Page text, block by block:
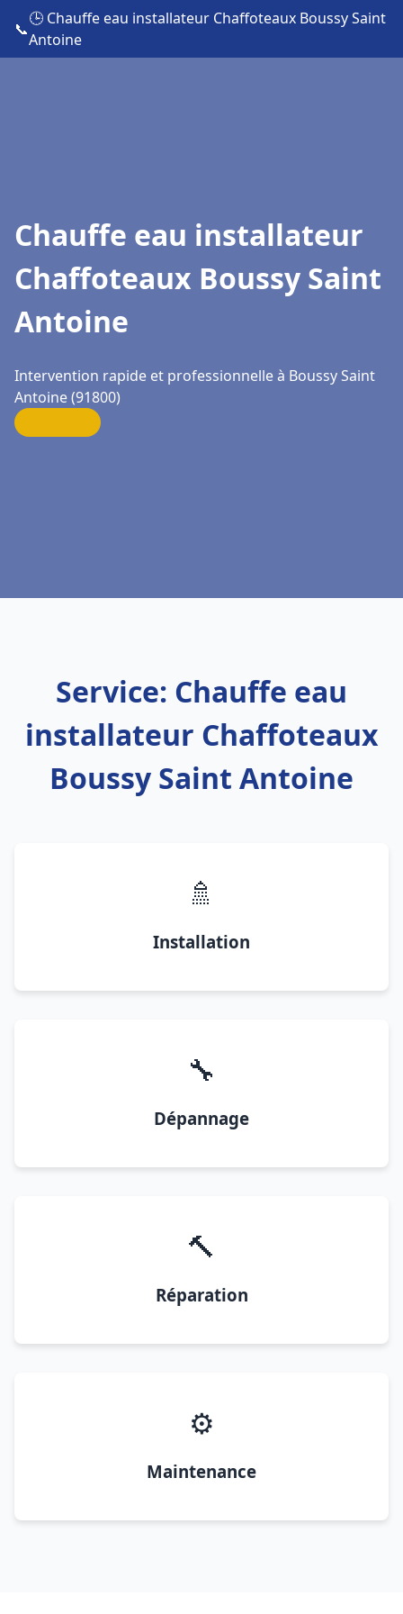
📞
🕒 Chauffe eau installateur Chaffoteaux Boussy Saint
Antoine
Chauffe eau installateur
Chaffoteaux Boussy Saint
Antoine
Intervention rapide et professionnelle à Boussy Saint
Antoine (91800)
Service: Chauffe eau
installateur Chaffoteaux
Boussy Saint Antoine
🚿
Installation
🔧
Dépannage
🔨
Réparation
⚙️
Maintenance